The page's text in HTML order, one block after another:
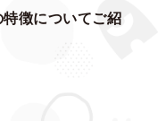
徴についてご紹